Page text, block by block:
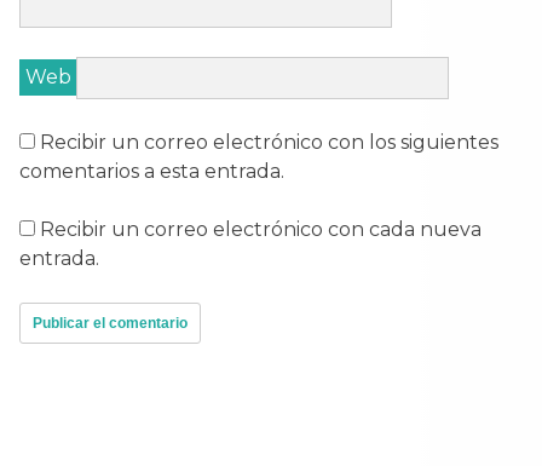
Web
Recibir un correo electrónico con los siguientes
comentarios a esta entrada.
Recibir un correo electrónico con cada nueva
entrada.